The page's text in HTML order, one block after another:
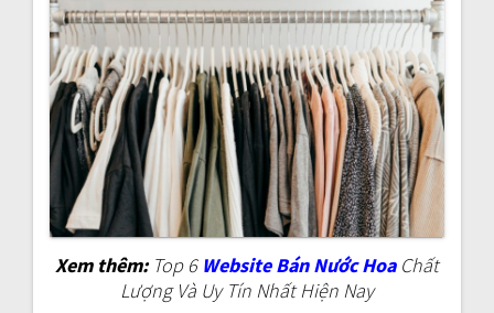
Xem thêm:Top 6 Website Bán Nước HoaChất
Lượng Và Uy Tín Nhất Hiện Nay